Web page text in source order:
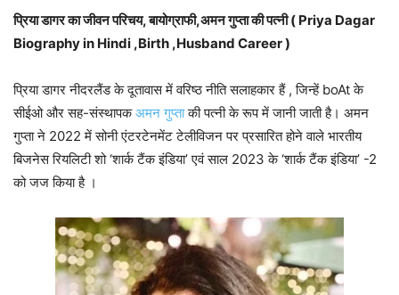
प्रिया डागर का जीवन परिचय, बायोग्राफी,अमन गुप्ता की पत्नी ( Priya Dagar
Biography in Hindi ,Birth ,Husband Career )
प्रिया डागर नीदरलैंड के दूतावास में वरिष्ठ नीति सलाहकार हैं , जिन्हें boAt के
सीईओ और सह-संस्थापकअमन गुप्ताकी पत्नी के रूप में जानी जाती है। अमन
गुप्ता ने 2022 में सोनी एंटरटेनमेंट टेलीविजन पर प्रसारित होने वाले भारतीय
बिजनेस रियलिटी शो ‘शार्क टैंक इंडिया’ एवं साल 2023 के ‘शार्क टैंक इंडिया’ -2
को जज किया है ।